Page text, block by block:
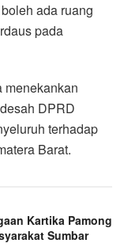
ada ruang
pada
menekankan
DPRD
terhadap
Barat.
Kartika Pamong
Sumbar